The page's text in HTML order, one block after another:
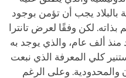
بالبلاد يجب أن تؤمن بوجود
بذاته. لكن وفقًا لعرض تانترا
منذ ألف عام، والذي يوجد به
كلي المعرفة الذي نبعت
والمحدودية. وعلى الرغم